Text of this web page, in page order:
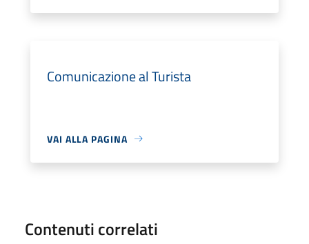
Comunicazione al Turista
VAI ALLA PAGINA
Contenuti correlati